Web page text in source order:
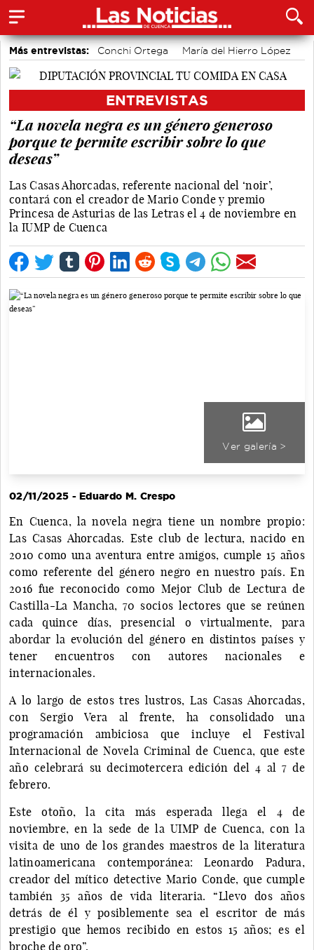
Más entrevistas: Conchi Ortega
María del Hierro López
Sole Giménez
Javier Viñas
Álvaro Martínez Chana
Vique Gomes
ENTREVISTAS
“La novela negra es un género generoso
porque te permite escribir sobre lo que
deseas”
Las Casas Ahorcadas, referente nacional del ‘noir’,
contará con el creador de Mario Conde y premio
Princesa de Asturias de las Letras el 4 de noviembre en
la IUMP de Cuenca
Ver galería >
02/11/2025 - Eduardo M. Crespo
En Cuenca, la novela negra tiene un nombre propio:
Las Casas Ahorcadas. Este club de lectura, nacido en
2010 como una aventura entre amigos, cumple 15 años
como referente del género negro en nuestro país. En
2016 fue reconocido como Mejor Club de Lectura de
Castilla-La Mancha, 70 socios lectores que se reúnen
cada quince días, presencial o virtualmente, para
abordar la evolución del género en distintos países y
tener encuentros con autores nacionales e
internacionales.
A lo largo de estos tres lustros, Las Casas Ahorcadas,
con Sergio Vera al frente, ha consolidado una
programación ambiciosa que incluye el Festival
Internacional de Novela Criminal de Cuenca, que este
año celebrará su decimotercera edición del 4 al 7 de
febrero.
Este otoño, la cita más esperada llega el 4 de
noviembre, en la sede de la UIMP de Cuenca, con la
visita de uno de los grandes maestros de la literatura
latinoamericana contemporánea: Leonardo Padura,
creador del mítico detective Mario Conde, que cumple
también 35 años de vida literaria. “Llevo dos años
detrás de él y posiblemente sea el escritor de más
prestigio que hemos recibido en estos 15 años; es el
broche de oro”.